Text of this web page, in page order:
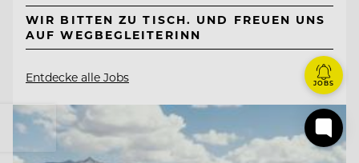
WIR BITTEN ZU TISCH. UND FREUEN UNS
AUF WEGBEGLEITERINN
Entdecke alle Jobs JOBS